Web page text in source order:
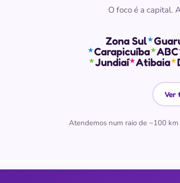
O foco é a capital.
Zona Sul★
★Carapicuíba★ABC
★Jundiaí★Atibaia★
Ver
Atendemos num raio de ~100 km